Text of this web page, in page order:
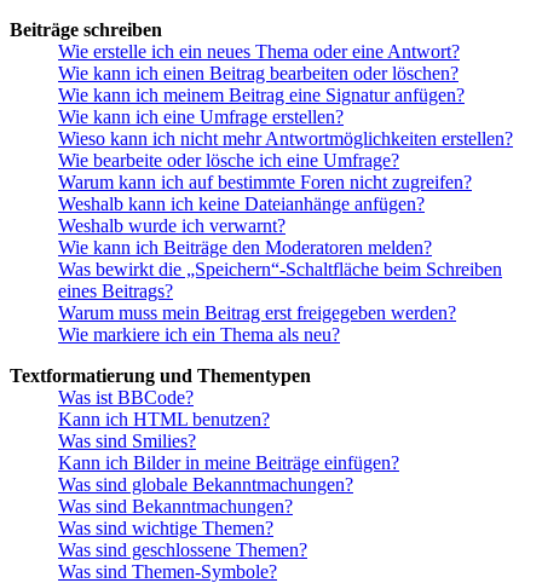
Beiträge schreiben
Wie erstelle ich ein neues Thema oder eine Antwort?
Wie kann ich einen Beitrag bearbeiten oder löschen?
Wie kann ich meinem Beitrag eine Signatur anfügen?
Wie kann ich eine Umfrage erstellen?
Wieso kann ich nicht mehr Antwortmöglichkeiten erstellen?
Wie bearbeite oder lösche ich eine Umfrage?
Warum kann ich auf bestimmte Foren nicht zugreifen?
Weshalb kann ich keine Dateianhänge anfügen?
Weshalb wurde ich verwarnt?
Wie kann ich Beiträge den Moderatoren melden?
Was bewirkt die „Speichern“-Schaltfläche beim Schreiben
eines Beitrags?
Warum muss mein Beitrag erst freigegeben werden?
Wie markiere ich ein Thema als neu?
Textformatierung und Thementypen
Was ist BBCode?
Kann ich HTML benutzen?
Was sind Smilies?
Kann ich Bilder in meine Beiträge einfügen?
Was sind globale Bekanntmachungen?
Was sind Bekanntmachungen?
Was sind wichtige Themen?
Was sind geschlossene Themen?
Was sind Themen-Symbole?